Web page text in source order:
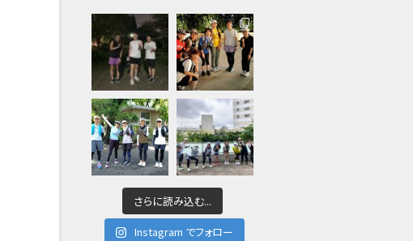
さらに読み込む...
Instagram でフォロー